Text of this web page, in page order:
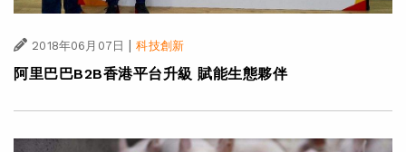
2018年06月07日 科技創新
阿里巴巴B2B香港平台升級 賦能生態夥伴